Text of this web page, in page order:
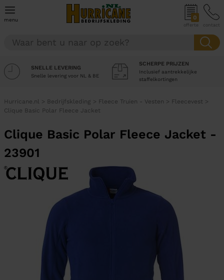
menu 0
offerte contact
SNELLE LEVERING
Snelle levering voor NL & BE
SCHERPE PRIJZEN
Inclusief aantrekkelijke
staffelkortingen
Hurricane.nl > Bedrijfskleding > Fleece Truien - Vesten > Fleecevest >
Clique Basic Polar Fleece Jacket
Clique Basic Polar Fleece Jacket -
23901